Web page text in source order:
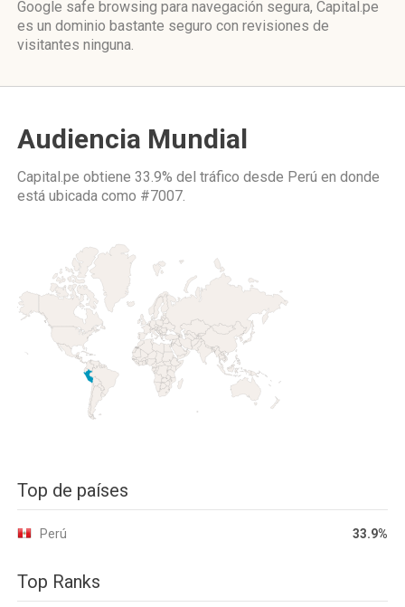
Google safe browsing para navegación segura, Capital.pe
es un dominio bastante seguro con revisiones de
visitantes ninguna.
Audiencia Mundial
Capital.pe obtiene 33.9% del tráfico desde Perú en donde
está ubicada como #7007.
Top de países
Perú 33.9%
Top Ranks